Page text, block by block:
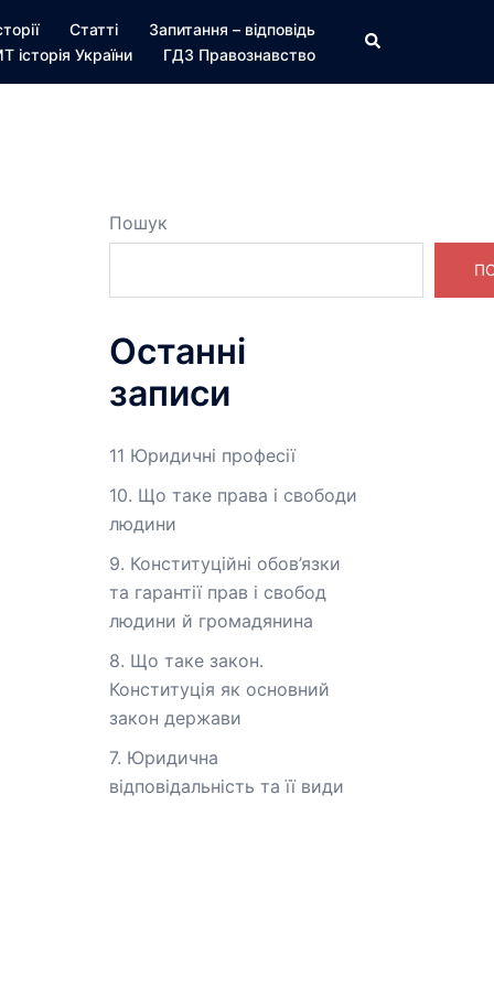
Статті
Запитання – відповідь
історія України
ГДЗ Правознавство
Пошук
Пошук
Останні
записи
11 Юридичні професії
10. Що таке права і свободи
людини
9. Конституційні обов’язки
та гарантії прав і свобод
людини й громадянина
8. Що таке закон.
Конституція як основний
закон держави
7. Юридична
відповідальність та її види